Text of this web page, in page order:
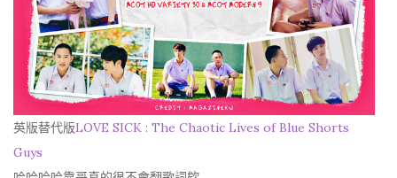
英版替代版LOVE SICK : The Chaotic Lives of Blue Shorts
Guys